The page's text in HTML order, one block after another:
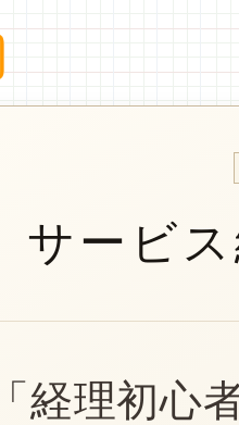
サービ
経理初心